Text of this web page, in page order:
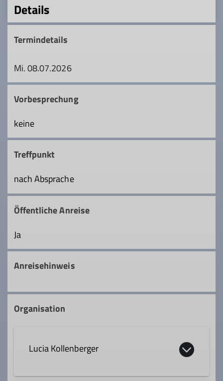
Details
Termindetails
Mi. 08.07.2026
Vorbesprechung
keine
Treffpunkt
nach Absprache
Öffentliche Anreise
Ja
Anreisehinweis
Organisation
Lucia Kollenberger